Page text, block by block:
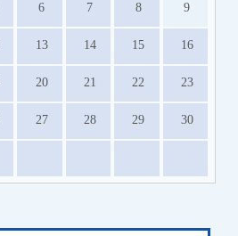
6 7 8 9
13 14 15 16
20 21 22 23
27 28 29 30